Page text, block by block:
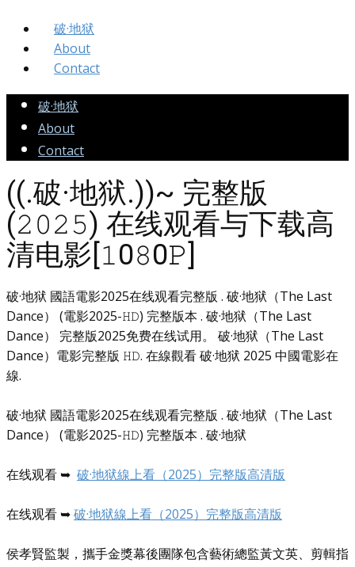
破·地狱
About
Contact
破·地狱
About
Contact
((.破·地狱.))~ 完整版
(𝟸𝟶𝟸𝟻) 在线观看与下载高
清电影[𝟷0𝟾0𝙿]
破·地狱 國語電影2025在线观看完整版 . 破·地狱（The Last
Dance） (電影2025-𝙷𝙳) 完整版本 . 破·地狱（The Last
Dance） 完整版2025免费在线试用。 破·地狱（The Last
Dance）電影完整版 𝙷𝙳. 在線觀看 破·地狱 2025 中國電影在
線.
破·地狱 國語電影2025在线观看完整版 . 破·地狱（The Last
Dance） (電影2025-𝙷𝙳) 完整版本 . 破·地狱
在线观看 ➥ 破·地狱線上看（2025）完整版高清版
在线观看 ➥破·地狱線上看（2025）完整版高清版
侯孝賢監製，攜手金獎幕後團隊包含藝術總監黃文英、剪輯指